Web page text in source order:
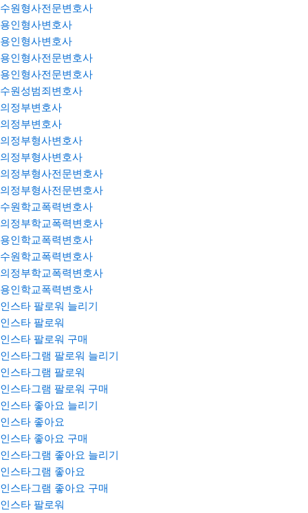
수원형사전문변호사
용인형사변호사
용인형사변호사
용인형사전문변호사
용인형사전문변호사
수원성범죄변호사
의정부변호사
의정부변호사
의정부형사변호사
의정부형사변호사
의정부형사전문변호사
의정부형사전문변호사
수원학교폭력변호사
의정부학교폭력변호사
용인학교폭력변호사
수원학교폭력변호사
의정부학교폭력변호사
용인학교폭력변호사
인스타 팔로워 늘리기
인스타 팔로워
인스타 팔로워 구매
인스타그램 팔로워 늘리기
인스타그램 팔로워
인스타그램 팔로워 구매
인스타 좋아요 늘리기
인스타 좋아요
인스타 좋아요 구매
인스타그램 좋아요 늘리기
인스타그램 좋아요
인스타그램 좋아요 구매
인스타 팔로워